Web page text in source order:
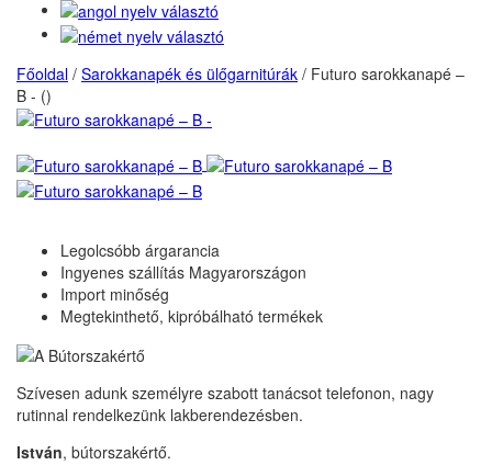
Főoldal / Sarokkanapék és ülőgarnitúrák / Futuro sarokkanapé –
B - ()
Legolcsóbb árgarancia
Ingyenes szállítás Magyarországon
Import minőség
Megtekinthető, kipróbálható termékek
Szívesen adunk személyre szabott tanácsot telefonon, nagy
rutinnal rendelkezünk lakberendezésben.
István, bútorszakértő.